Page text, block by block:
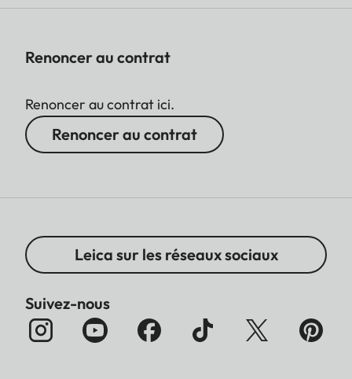
Renoncer au contrat
Renoncer au contrat ici.
Renoncer au contrat
Leica sur les réseaux sociaux
Suivez-nous